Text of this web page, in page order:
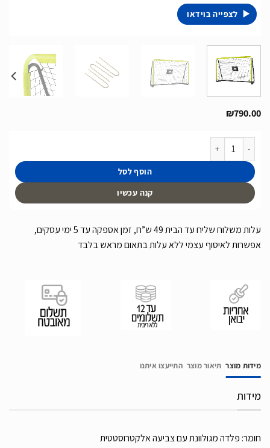
לצפייה בוידאו
₪790.00
כמות של שער כדורגל ממתכת מסדרת Tempo של חברת Exit מהולנד בגודל 240x160 ס"מ
הוסף לסל
קנה עכשיו
עלות משלוח שליח עד הבית 49 ש”ח, זמן אספקה עד 5 ימי עסקים,
אפשרות לאיסוף עצמי ללא עלות בתאום מראש בלבד
מידות מוצר תיאור מוצר התייעצו איתנו
מידות
חומר: פלדה מגולוונת עם צביעה אלקטרוסטטית